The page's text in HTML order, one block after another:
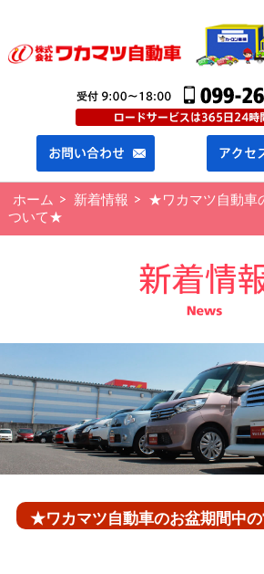
ホーム 新着情報
★ワカマツ自動車
ついて★
★ワカマツ自動車のお盆期間中